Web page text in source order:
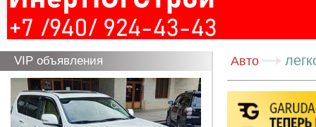
VIP объявления Авто